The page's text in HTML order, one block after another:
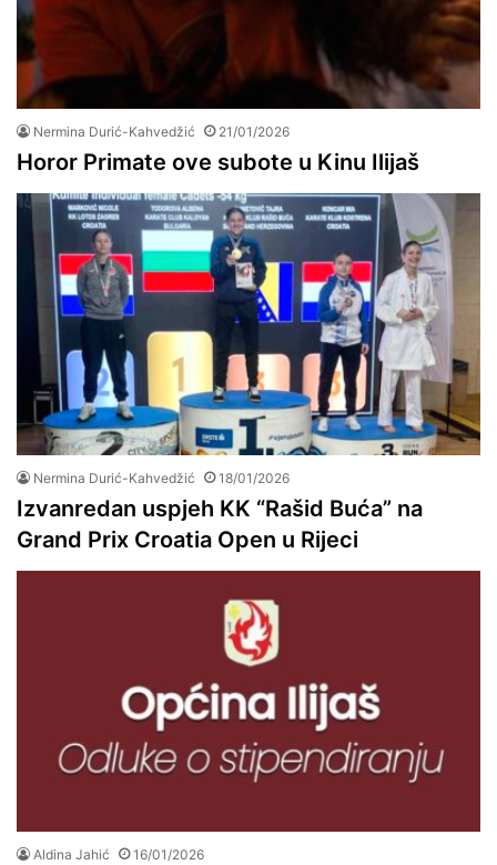
Nermina Durić-Kahvedžić 21/01/2026
Horor Primate ove subote u Kinu Ilijaš
Nermina Durić-Kahvedžić 18/01/2026
Izvanredan uspjeh KK “Rašid Buća” na
Grand Prix Croatia Open u Rijeci
Aldina Jahić 16/01/2026